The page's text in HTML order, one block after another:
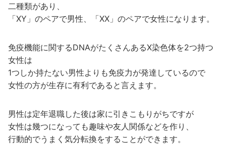
二種類があり、
「XY」のペアで男性、「XX」のペアで女性になります。
免疫機能に関するDNAがたくさんあるX染色体を2つ持つ
女性は
1つしか持たない男性よりも免疫力が発達しているので
女性の方が生存に有利であると言えます。
男性は定年退職した後は家に引きこもりがちですが
女性は幾つになっても趣味や友人関係などを作り、
行動的でうまく気分転換をすることができます。